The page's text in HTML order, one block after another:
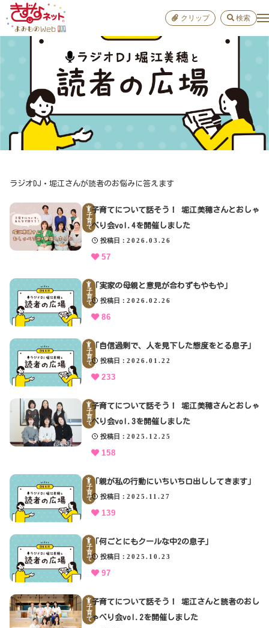
ラジオDJ・堀江さんが読者のお悩みに答えます
子
育
て
子育てについて話そう！ 堀江美穂さんとおしゃ
べり会vol.4を開催しました
投稿日 2026.03.26
57
子
育
て
「実家の母親と意見が合わずもやもや」
投稿日 2026.02.26
86
子
育
て
「自信過剰で、人を見下した態度をとる息子」
投稿日 2026.01.22
233
子
育
て
子育てについて話そう！ 堀江美穂さんとおしゃ
べり会vol.3を開催しました
投稿日 2025.12.25
158
子
育
て
「親が私の行動にいちいち口出ししてきます」
投稿日 2025.11.27
139
子
育
て
「何ごとにもクールな中2の息子」
投稿日 2025.10.23
97
子
育
て
子育てについて話そう！ 堀江さんと読者のおし
ゃべり会vol.2を開催しました
クリップ 検索
おすすめ
健康
クリップ記事一覧
感想・声を送る
中部電力